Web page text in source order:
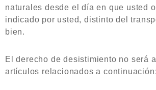
naturales desde el día en que usted
indicado por usted, distinto del
bien.
El derecho de desistimiento no será
artículos relacionados a continuación: